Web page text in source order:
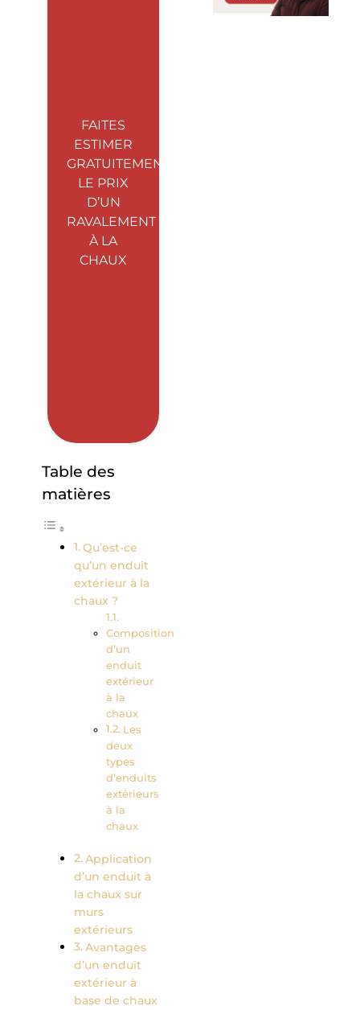
FAITES
ESTIMER
GRATUITEMENT
LE PRIX
D’UN
RAVALEMENT
À LA
CHAUX
Table des
matières
Qu’est-ce
qu’un enduit
extérieur à la
chaux ?
Composition
d’un
enduit
extérieur
à la
chaux
Les
deux
types
d’enduits
extérieurs
à la
chaux
Application
d’un enduit à
la chaux sur
murs
extérieurs
Avantages
d’un enduit
extérieur à
base de chaux